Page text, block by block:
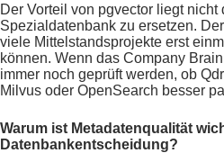
Der Vorteil von pgvector liegt nicht
Spezialdatenbank zu ersetzen.
viele Mittelstandsprojekte erst
können. Wenn das Company
immer noch geprüft werden, ob
Milvus oder OpenSearch besser
Warum ist Metadatenqualität
Datenbankentscheidung?